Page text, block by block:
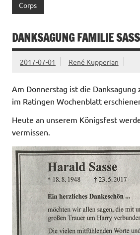
Corps
DANKSAGUNG FAMILIE
2017-07-01 René Kupperian
Am Donnerstag ist die Danksagung
im Ratingen Wochenblatt
Heute an unserem Königsfest
vermissen.